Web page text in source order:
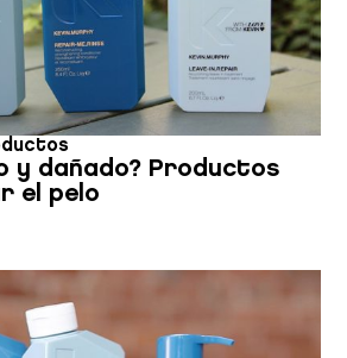
y dañado? Productos
el pelo